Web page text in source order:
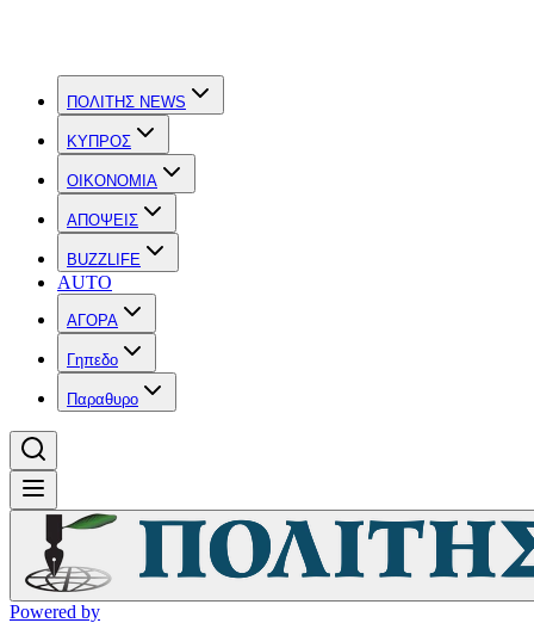
ΠΟΛΙΤΗΣ NEWS
ΚΥΠΡΟΣ
OIKONOMIA
ΑΠΟΨΕΙΣ
BUZZLIFE
AUTO
ΑΓΟΡΑ
Γηπεδο
Παραθυρο
Powered by